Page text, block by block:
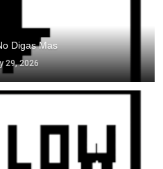
Digas Mas
29, 2026